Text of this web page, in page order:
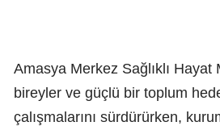
Amasya Merkez Sağlıklı Hayat
bireyler ve güçlü bir toplum
çalışmalarını sürdürürken,